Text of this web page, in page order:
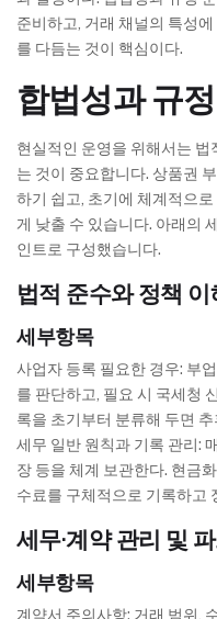
준비하고, 거래 채널의 특성
를 다듬는 것이 핵심이다.
합법성과 규
현실적인 운영을 위해서는
는 것이 중요합니다. 상품권
하기 쉽고, 초기에 체계적으
게 낮출 수 있습니다. 아래의
인트로 구성했습니다.
법적 준수와 정책 이
세부항목
사업자 등록 필요한 경우: 부
를 판단하고, 필요 시 국세청
록을 초기부터 분류해 두면
세무 일반 원칙과 기록 관리:
장 등을 체계 보관한다. 현금
수료를 구체적으로 기록하고
세무·계약 관리 및
세부항목
계약서 주의사항: 거래 범위,